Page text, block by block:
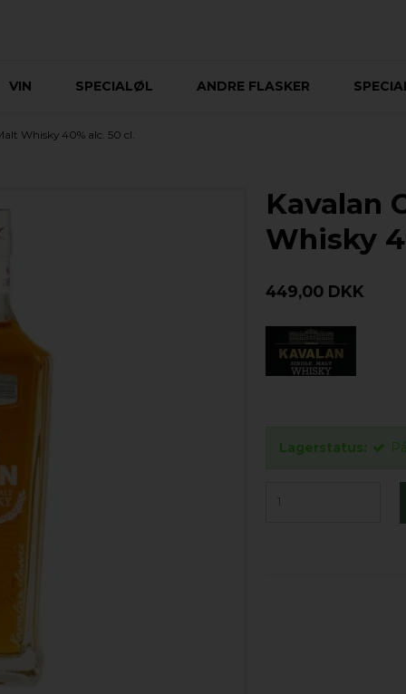
VIN SPECIALØL ANDRE FLASKER
Whisky 40% alc. 50 cl.
Kavalan
Whisky
449,00 DKK
Lagerstatus: